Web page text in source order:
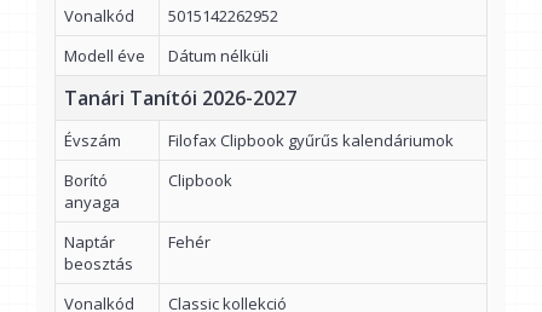
Vonalkód
5015142262952
Modell éve
Dátum nélküli
Tanári Tanítói 2026-2027
Évszám
Filofax Clipbook gyűrűs kalendáriumok
Borító
anyaga
Clipbook
Naptár
beosztás
Fehér
Vonalkód Classic kollekció